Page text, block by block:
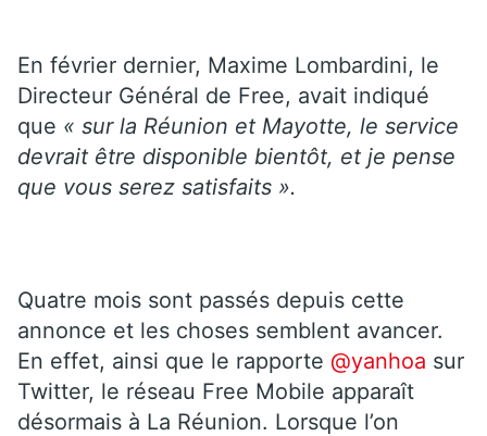
En février dernier, Maxime Lombardini, le
Directeur Général de Free, avait indiqué
que « sur la Réunion et Mayotte, le service
devrait être disponible bientôt, et je pense
que vous serez satisfaits ».
Quatre mois sont passés depuis cette
annonce et les choses semblent avancer.
En effet, ainsi que le rapporte @yanhoa sur
Twitter, le réseau Free Mobile apparaît
désormais à La Réunion. Lorsque l’on